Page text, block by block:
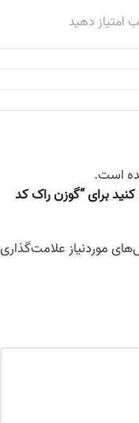
امتیاز دهید
است.
برای “گوزن راک کد
موردنیاز علامت‌گذاری